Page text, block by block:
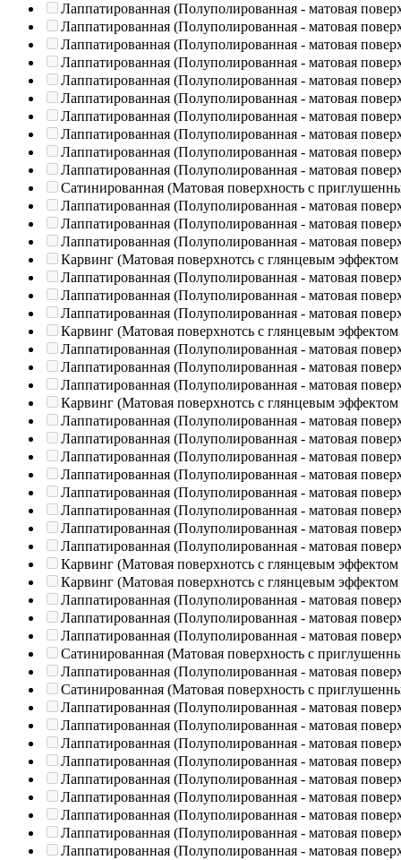
Лаппатированная (Полуполированная - матовая
Лаппатированная (Полуполированная - матовая
Лаппатированная (Полуполированная - матовая
Лаппатированная (Полуполированная - матовая
Лаппатированная (Полуполированная - матовая
Лаппатированная (Полуполированная - матовая
Лаппатированная (Полуполированная - матовая
Лаппатированная (Полуполированная - матовая
Лаппатированная (Полуполированная - матовая
Лаппатированная (Полуполированная - матовая
Сатинированная (Матовая поверхность с
Лаппатированная (Полуполированная - матовая
Лаппатированная (Полуполированная - матовая
Лаппатированная (Полуполированная - матовая
Карвинг (Матовая поверхнотсь с глянцевым эффектом
Лаппатированная (Полуполированная - матовая
Лаппатированная (Полуполированная - матовая
Лаппатированная (Полуполированная - матовая
Карвинг (Матовая поверхнотсь с глянцевым эффектом
Лаппатированная (Полуполированная - матовая
Лаппатированная (Полуполированная - матовая
Лаппатированная (Полуполированная - матовая
Карвинг (Матовая поверхнотсь с глянцевым эффектом
Лаппатированная (Полуполированная - матовая
Лаппатированная (Полуполированная - матовая
Лаппатированная (Полуполированная - матовая
Лаппатированная (Полуполированная - матовая
Лаппатированная (Полуполированная - матовая
Лаппатированная (Полуполированная - матовая
Лаппатированная (Полуполированная - матовая
Лаппатированная (Полуполированная - матовая
Карвинг (Матовая поверхнотсь с глянцевым эффектом
Карвинг (Матовая поверхнотсь с глянцевым эффектом
Лаппатированная (Полуполированная - матовая
Лаппатированная (Полуполированная - матовая
Лаппатированная (Полуполированная - матовая
Сатинированная (Матовая поверхность с
Лаппатированная (Полуполированная - матовая
Сатинированная (Матовая поверхность с
Лаппатированная (Полуполированная - матовая
Лаппатированная (Полуполированная - матовая
Лаппатированная (Полуполированная - матовая
Лаппатированная (Полуполированная - матовая
Лаппатированная (Полуполированная - матовая
Лаппатированная (Полуполированная - матовая
Лаппатированная (Полуполированная - матовая
Лаппатированная (Полуполированная - матовая
Лаппатированная (Полуполированная - матовая